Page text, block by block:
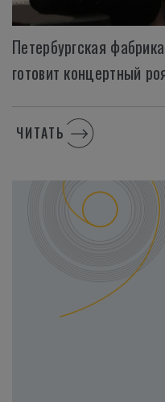
Петербургская
готовит концертный
ЧИТАТЬ